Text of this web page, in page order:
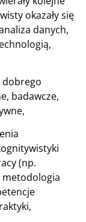
okazały się
danych,
dobrego
badawcze,
(np.
metodologia
praktyki,